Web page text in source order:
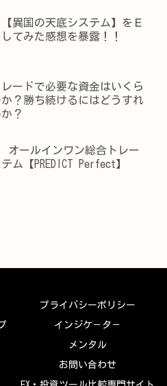
異国の天底システム】をＥ
てみた感想を暴露！！
ードで必要な資金はいくら
か？勝ち続けるにはどうすれ
？
オールインワン総合トレー
テム【PREDICT Perfect】
プライバシーポリシー
インジケ－タ－
メンタル
お問い合わせ